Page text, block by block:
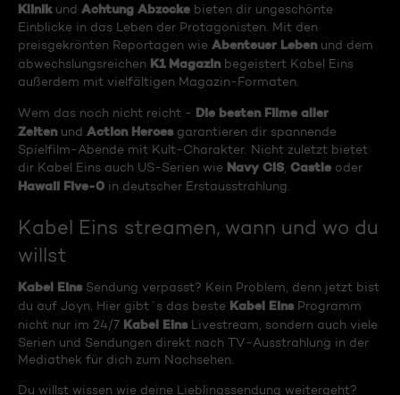
Klinikund Achtung Abzocke bieten dir ungeschönte
Einblicke in das Leben der Protagonisten. Mit den
preisgekrönten Reportagen wie Abenteuer Lebenund dem
abwechslungsreichen K1 Magazinbegeistert Kabel Eins
außerdem mit vielfältigen Magazin-Formaten.
Wem das noch nicht reicht - Die besten Filme aller
Zeitenund Action Heroesgarantieren dir spannende
Spielfilm-Abende mit Kult-Charakter. Nicht zuletzt bietet
dir Kabel Eins auch US-Serien wie Navy CIS, Castle oder
Hawaii Five-0 in deutscher Erstausstrahlung.
Kabel Eins streamen, wann und wo du
willst
Kabel EinsSendung verpasst? Kein Problem, denn jetzt bist
du auf Joyn. Hier gibt´s das beste Kabel EinsProgramm
nicht nur im 24/7 Kabel EinsLivestream, sondern auch viele
Serien und Sendungen direkt nach TV-Ausstrahlung in der
Mediathek für dich zum Nachsehen.
Du willst wissen wie deine Lieblingssendung weitergeht?